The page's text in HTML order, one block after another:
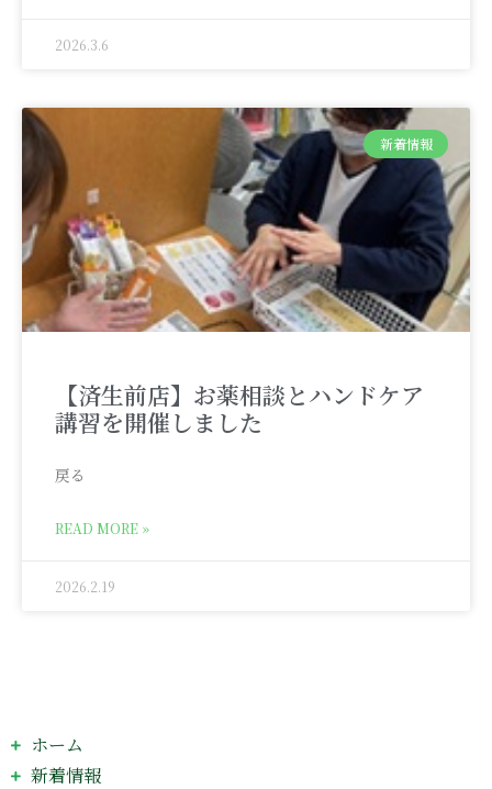
2026.3.6
新着情報
【済生前店】お薬相談とハンドケア
講習を開催しました
戻る
READ MORE »
2026.2.19
ホーム
新着情報